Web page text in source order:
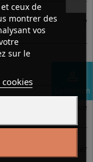
Connexion
7
à gauche
cylindrique
acier
ceux de
montrer des
vos
sur le